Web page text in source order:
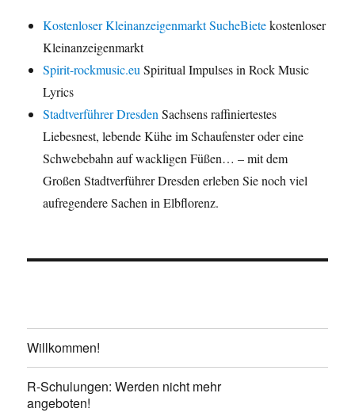
Kostenloser Kleinanzeigenmarkt SucheBietekostenloser
Kleinanzeigenmarkt
Spirit-rockmusic.eu Spiritual Impulses in Rock Music
Lyrics
Stadtverführer Dresden Sachsens raffiniertestes
Liebesnest, lebende Kühe im Schaufenster oder eine
Schwebebahn auf wackligen Füßen… – mit dem
Großen Stadtverführer Dresden erleben Sie noch viel
aufregendere Sachen in Elbflorenz.
Willkommen!
R-Schulungen: Werden nicht mehr
angeboten!